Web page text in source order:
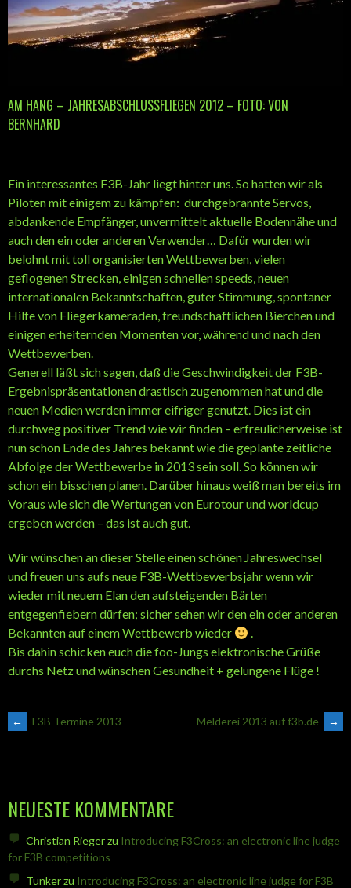
AM HANG – JAHRESABSCHLUSSFLIEGEN 2012 – FOTO: VON
BERNHARD
Ein interessantes F3B-Jahr liegt hinter uns. So hatten wir als
Piloten mit einigem zu kämpfen: durchgebrannte Servos,
abdankende Empfänger, unvermittelt aktuelle Bodennähe und
auch den ein oder anderen Verwender… Dafür wurden wir
belohnt mit toll organisierten Wettbewerben, vielen
geflogenen Strecken, einigen schnellen speeds, neuen
internationalen Bekanntschaften, guter Stimmung, spontaner
Hilfe von Fliegerkameraden, freundschaftlichen Bierchen und
einigen erheiternden Momenten vor, während und nach den
Wettbewerben.
Generell läßt sich sagen, daß die Geschwindigkeit der F3B-
Ergebnispräsentationen drastisch zugenommen hat und die
neuen Medien werden immer eifriger genutzt. Dies ist ein
durchweg positiver Trend wie wir finden – erfreulicherweise ist
nun schon Ende des Jahres bekannt wie die geplante zeitliche
Abfolge der Wettbewerbe in 2013 sein soll. So können wir
schon ein bisschen planen. Darüber hinaus weiß man bereits im
Voraus wie sich die Wertungen von Eurotour und worldcup
ergeben werden – das ist auch gut.
Wir wünschen an dieser Stelle einen schönen Jahreswechsel
und freuen uns aufs neue F3B-Wettbewerbsjahr wenn wir
wieder mit neuem Elan den aufsteigenden Bärten
entgegenfiebern dürfen; sicher sehen wir den ein oder anderen
Bekannten auf einem Wettbewerb wieder
.
Bis dahin schicken euch die foo-Jungs elektronische Grüße
durchs Netz und wünschen Gesundheit + gelungene Flüge !
ARTIKEL-
← F3B Termine 2013 Melderei 2013 auf f3b.de →
NEUESTE KOMMENTARE
Christian Riegerzu Introducing F3Cross: an electronic line judge
for F3B competitions
Tunkerzu Introducing F3Cross: an electronic line judge for F3B